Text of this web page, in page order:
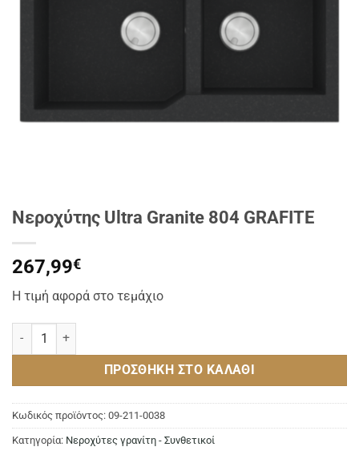
Νεροχύτης Ultra Granite 804 GRAFITE
267,99€
Η τιμή αφορά στο τεμάχιο
Νεροχύτης Ultra Granite 804 GRAFITE ποσότητα
ΠΡΟΣΘΉΚΗ ΣΤΟ ΚΑΛΆΘΙ
Κωδικός προϊόντος: 09-211-0038
Κατηγορία: Νεροχύτες γρανίτη - Συνθετικοί